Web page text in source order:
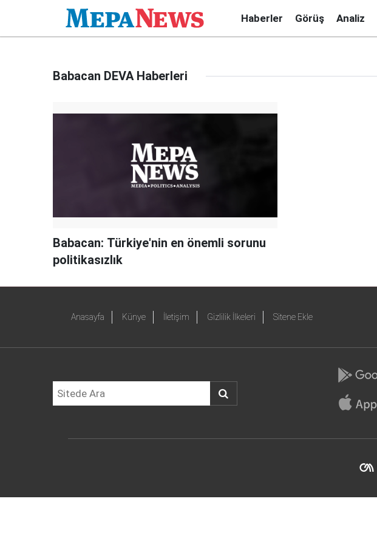
Haberler Görüş Analiz
Babacan DEVA Haberleri
Babacan: Türkiye'nin en önemli sorunu
politikasızlık
Anasayfa Künye İletişim Gizlilik İlkeleri Sitene Ekle